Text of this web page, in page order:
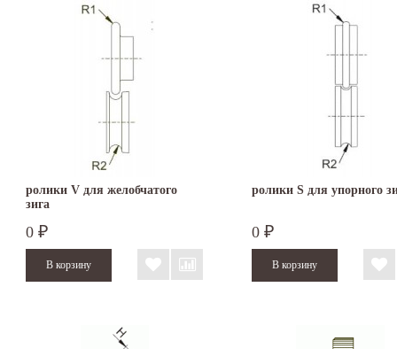
ролики V для желобчатого
зига
0 ₽
ролики S для упорного
0 ₽